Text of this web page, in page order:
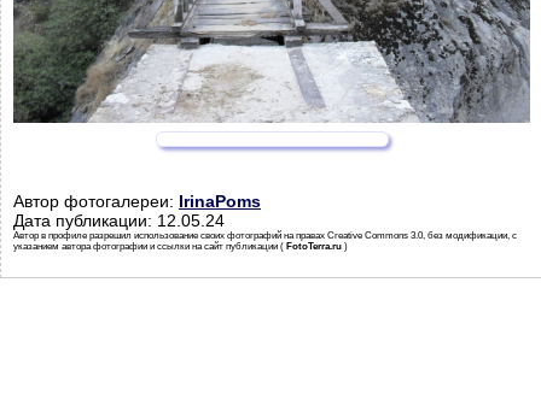
Автор фотогалереи: IrinaPoms
Дата публикации: 12.05.24
Автор в профиле разрешил использование своих фотографий на правах Creative Commons 3.0, без модификации, с
указанием автора фотографии и ссылки на сайт публикации ( FotoTerra.ru )